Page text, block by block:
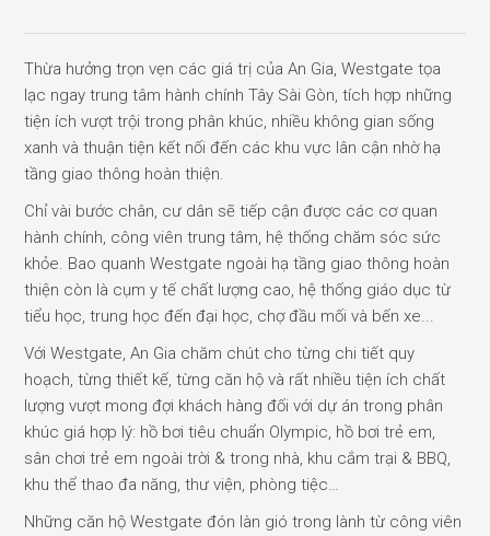
Thừa hưởng trọn vẹn các giá trị của An Gia, Westgate tọa
lạc ngay trung tâm hành chính Tây Sài Gòn, tích hợp những
tiện ích vượt trội trong phân khúc, nhiều không gian sống
xanh và thuận tiện kết nối đến các khu vực lân cận nhờ hạ
tầng giao thông hoàn thiện.
Chỉ vài bước chân, cư dân sẽ tiếp cận được các cơ quan
hành chính, công viên trung tâm, hệ thống chăm sóc sức
khỏe. Bao quanh Westgate ngoài hạ tầng giao thông hoàn
thiện còn là cụm y tế chất lượng cao, hệ thống giáo dục từ
tiểu học, trung học đến đại học, chợ đầu mối và bến xe...
Với Westgate, An Gia chăm chút cho từng chi tiết quy
hoạch, từng thiết kế, từng căn hộ và rất nhiều tiện ích chất
lượng vượt mong đợi khách hàng đối với dự án trong phân
khúc giá hợp lý: hồ bơi tiêu chuẩn Olympic, hồ bơi trẻ em,
sân chơi trẻ em ngoài trời & trong nhà, khu cắm trại & BBQ,
khu thể thao đa năng, thư viện, phòng tiệc…
Những căn hộ Westgate đón làn gió trong lành từ công viên